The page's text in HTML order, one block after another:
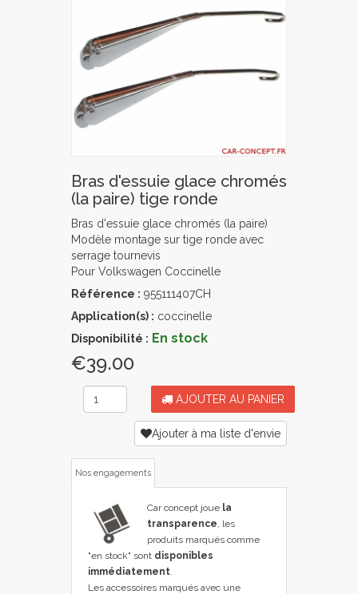
Bras d'essuie glace chromés
(la paire) tige ronde
Bras d'essuie glace chromés (la paire)
Modèle montage sur tige ronde avec
serrage tournevis
Pour Volkswagen Coccinelle
Référence : 955111407CH
Application(s) : coccinelle
Disponibilité : En stock
€39.00
AJOUTER AU PANIER
Ajouter à ma liste d'envie
Nos engagements
Car concept joue la
transparence , les
produits marqués comme
"en stock" sont disponibles
immédiatement
Les accessoires marqués avec une